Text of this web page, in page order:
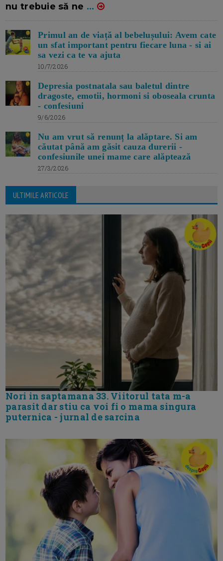
nu trebuie să ne ...
Primul an de viață al bebelușului: Avem cate
un sfat important pentru fiecare luna - si ai
sa vezi ca te va ajuta
10/7/2026
Depresia postnatala sau baletul dintre
dragoste, emotii, hormoni si oboseala crunta
- confesiuni
9/6/2026
Nu am vrut să renunț la alăptare. Si am
căutat până am găsit cauza durerii -
confesiunile unei mame care alăptează
27/3/2026
ULTIMILE ARTICOLE
Nori in saptamana 33. Viitorul tata m-a
parasit dar stiu ca voi fi o mama singura
puternica - jurnal de sarcina